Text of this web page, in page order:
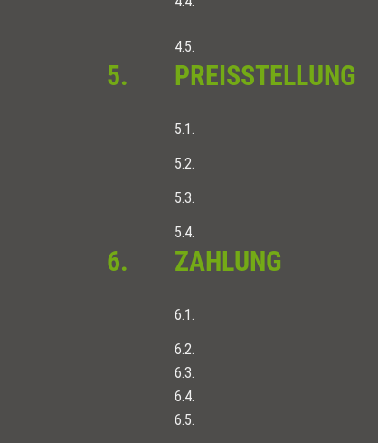
4.5.
5. PREISSTELLUNG
5.1.
5.2.
5.3.
5.4.
6. ZAHLUNG
6.1.
6.2.
6.3.
6.4.
6.5.